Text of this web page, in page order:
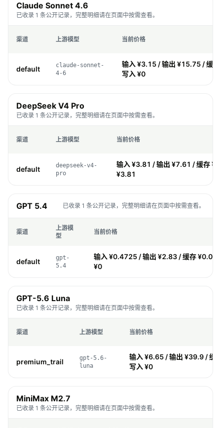
Claude Sonnet 4.6
已收录 1 条公开记录，完整明细请在页面中按需查看。
渠道 上游模型 当前价格
default
claude-sonnet-
4-6
输入 ¥3.15 / 输出 ¥15.75 / 缓
写入 ¥0
DeepSeek V4 Pro
已收录 1 条公开记录，完整明细请在页面中按需查看。
渠道 上游模型 当前价格
default
deepseek-v4-
pro
输入 ¥3.81 / 输出 ¥7.61 / 缓存
¥3.81
GPT 5.4 已收录 1 条公开记录，完整明细请在页面中按需查看。
渠道
上游模
型
当前价格
default
gpt-
5.4
输入 ¥0.4725 / 输出 ¥2.83 / 缓存
¥0
GPT-5.6 Luna
已收录 1 条公开记录，完整明细请在页面中按需查看。
渠道 上游模型 当前价格
premium_trail
gpt-5.6-
luna
输入 ¥6.65 / 输出 ¥39.9 / 缓
写入 ¥0
MiniMax M2.7
已收录 1 条公开记录，完整明细请在页面中按需查看。